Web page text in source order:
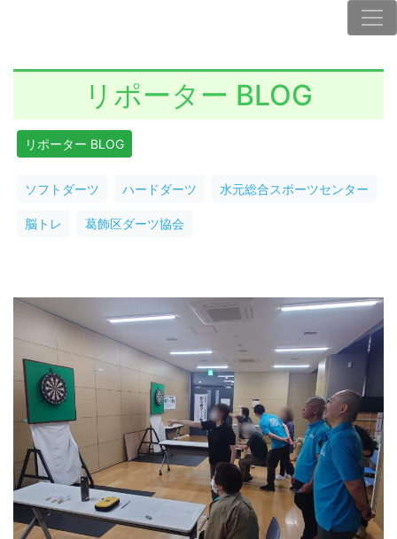
リポーター BLOG
リポーター BLOG
ソフトダーツ ハードダーツ 水元総合スポーツセンター
脳トレ 葛飾区ダーツ協会